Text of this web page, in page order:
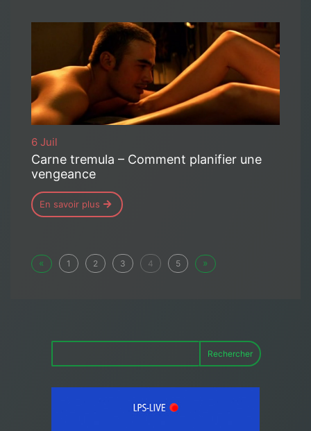
6 Juil
Carne tremula – Comment planifier une
vengeance
En savoir plus
« 1 2 3 4 5 »
Rechercher